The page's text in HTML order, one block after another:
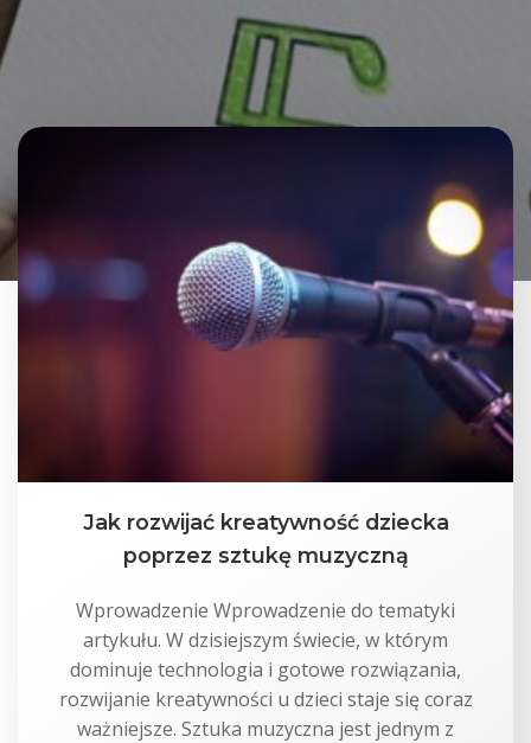
Jak rozwijać kreatywność dziecka
poprzez sztukę muzyczną
Wprowadzenie Wprowadzenie do tematyki
artykułu. W dzisiejszym świecie, w którym
dominuje technologia i gotowe rozwiązania,
rozwijanie kreatywności u dzieci staje się coraz
ważniejsze. Sztuka muzyczna jest jednym z